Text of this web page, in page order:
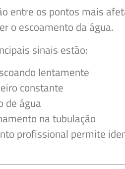
entre os pontos mais
o escoamento da água.
sinais estão:
lentamente
constante
de água
na tubulação
profissional permite